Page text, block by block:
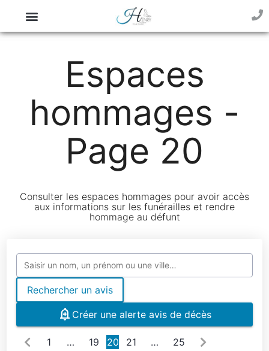
Espaces
hommages -
Page 20
Consulter les espaces hommages pour avoir accès
aux informations sur les funérailles et rendre
hommage au défunt
Rechercher un avis
Créer une alerte avis de décès
1 … 19 20 21 … 25